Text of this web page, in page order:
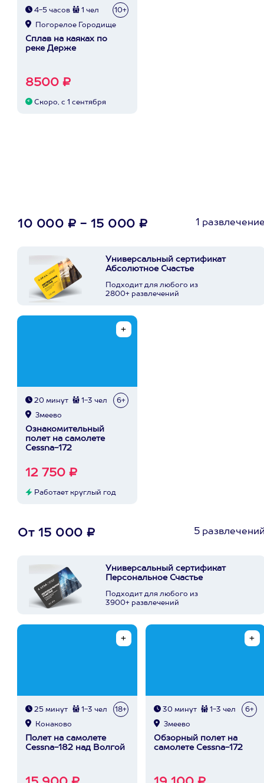
4-5 часов 1 чел 10+
Погорелое Городище
Сплав на каяках по
реке Держе
8500 ₽
Скоро, с 1 сентября
10 000 ₽ - 15 000 ₽ 1
Универсальный сертификат
Абсолютное Счастье
Подходит для любого из
2800+ развлечений
20 минут 1-3 чел 6+
Змеево
Ознакомительный
полет на самолете
Cessna-172
12 750 ₽
Работает круглый год
От 15 000 ₽ 5
Универсальный сертификат
Персональное Счастье
Подходит для любого из
3900+ развлечений
25 минут 1-3 чел 18+
Конаково
Полет на самолете
Cessna-182 над Волгой
30 минут 1-3 чел 6+
Змеево
Обзорный полет на
самолете Cessna-172